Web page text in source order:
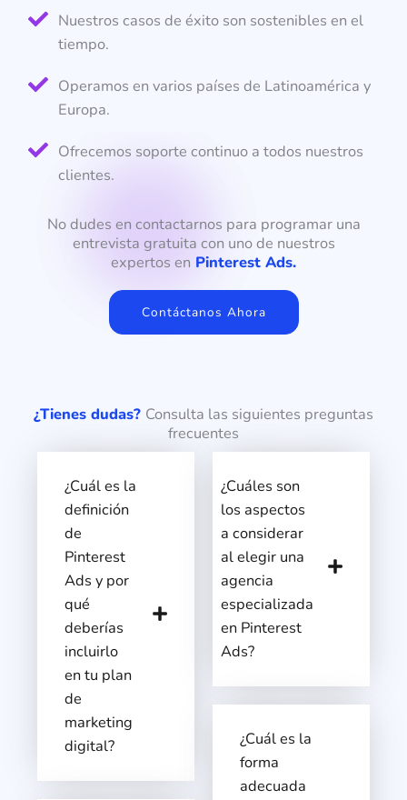
Nuestros casos de éxito son sostenibles en el
tiempo.
Operamos en varios países de Latinoamérica y
Europa.
Ofrecemos soporte continuo a todos nuestros
clientes.
No dudes en contactarnos para programar una
entrevista gratuita con uno de nuestros
expertos en Pinterest Ads.
Contáctanos Ahora
¿Tienes dudas? Consulta las siguientes preguntas
frecuentes
¿Cuál es la
definición
de
Pinterest
Ads y por
qué
deberías
incluirlo
en tu plan
de
marketing
digital?
¿Cuáles son
los aspectos
a considerar
al elegir una
agencia
especializada
en Pinterest
Ads?
¿Cuál es la
forma
adecuada